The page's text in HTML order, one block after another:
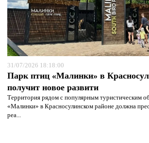
31/07/2026 18:18:00
Парк птиц «Малинки» в
получит новое развити
Территория рядом с популярным туристическим
«Малинки» в Красносулинском районе должна
реа...